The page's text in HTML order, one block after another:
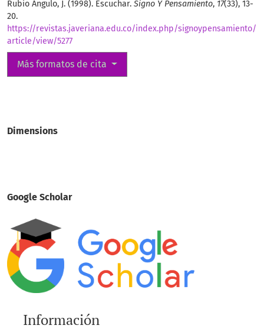
Rubio Angulo, J. (1998). Escuchar. Signo Y Pensamiento, 17(33), 13-
20.
https://revistas.javeriana.edu.co/index.php/signoypensamiento/
article/view/5277
Más formatos de cita
Dimensions
Google Scholar
Información